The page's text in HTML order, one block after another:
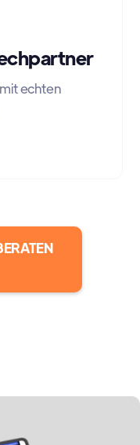
echten